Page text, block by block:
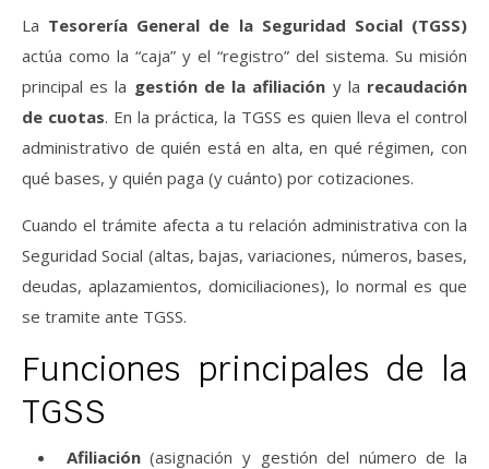
La Tesorería General de la Seguridad Social (TGSS)
actúa como la “caja” y el “registro” del sistema. Su misión
principal es la gestión de la afiliación y la recaudación
de cuotas. En la práctica, la TGSS es quien lleva el control
administrativo de quién está en alta, en qué régimen, con
qué bases, y quién paga (y cuánto) por cotizaciones.
Cuando el trámite afecta a tu relación administrativa con la
Seguridad Social (altas, bajas, variaciones, números, bases,
deudas, aplazamientos, domiciliaciones), lo normal es que
se tramite ante TGSS.
Funciones principales de la
TGSS
Afiliación(asignación y gestión del número de la